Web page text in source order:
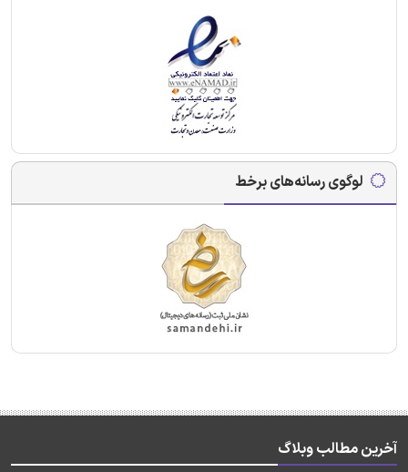
لوگوی رسانه‌های برخط
آخرین مطالب وبلاگ